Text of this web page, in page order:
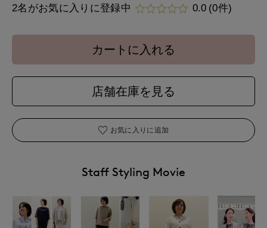
2名がお気に入りに登録中 0.0 (0件)
カートに入れる
店舗在庫を見る
お気に入りに追加
Staff Styling Movie